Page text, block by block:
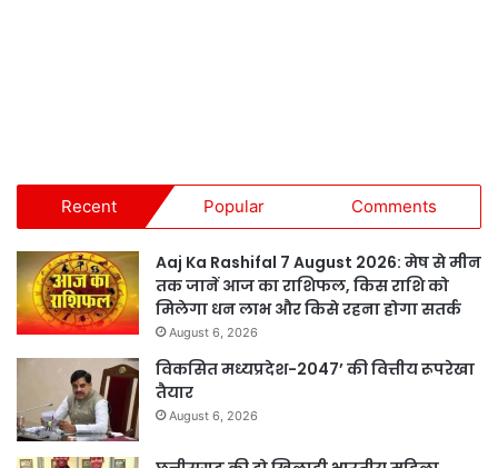
Recent Popular Comments
Aaj Ka Rashifal 7 August 2026: मेष से मीन
तक जानें आज का राशिफल, किस राशि को
मिलेगा धन लाभ और किसे रहना होगा सतर्क
August 6, 2026
विकसित मध्यप्रदेश-2047’ की वित्तीय रूपरेखा
तैयार
August 6, 2026